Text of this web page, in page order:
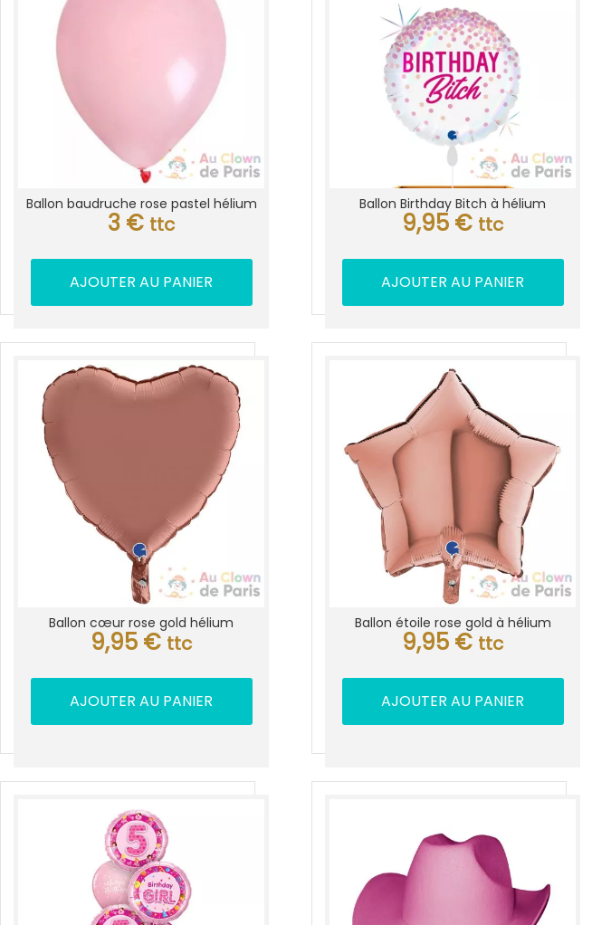
Ballon baudruche rose pastel hélium
3 € ttc
AJOUTER AU PANIER
Ballon Birthday Bitch à hélium
9,95 € ttc
AJOUTER AU PANIER
Ballon cœur rose gold hélium
9,95 € ttc
AJOUTER AU PANIER
Ballon étoile rose gold à hélium
9,95 € ttc
AJOUTER AU PANIER